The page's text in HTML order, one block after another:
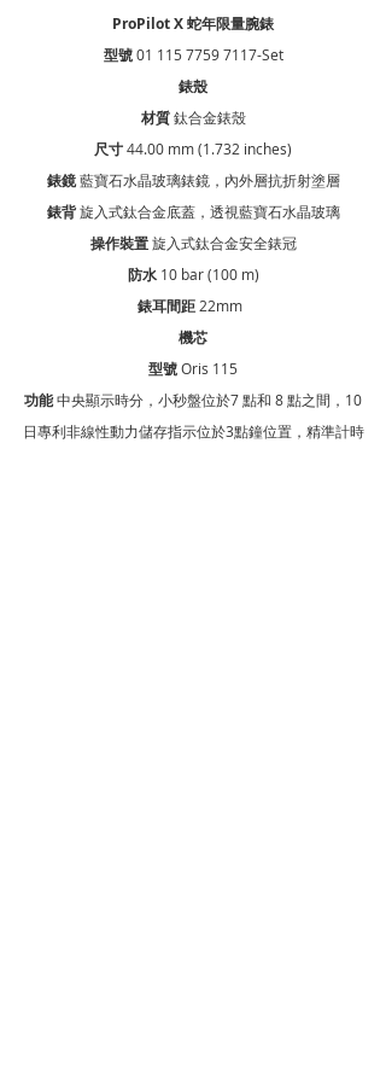
ProPilot X 蛇年限量腕錶
型號 01 115 7759 7117-Set
錶殼
材質 鈦合金錶殼
尺寸 44.00 mm (1.732 inches)
錶鏡 藍寶石水晶玻璃錶鏡，內外層抗折射塗層
錶背 旋入式鈦合金底蓋，透視藍寶石水晶玻璃
操作裝置 旋入式鈦合金安全錶冠
防水 10 bar (100 m)
錶耳間距 22mm
機芯
型號 Oris 115
功能 中央顯示時分，小秒盤位於7 點和 8 點之間，10
日專利非線性動力儲存指示位於3點鐘位置，精準計時